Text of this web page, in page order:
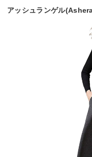
アッシュランゲル